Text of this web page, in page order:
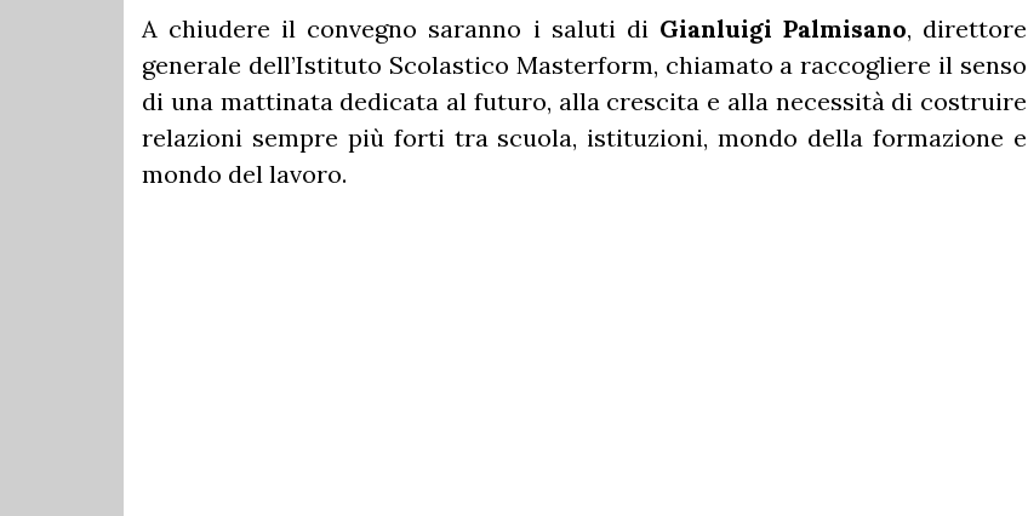
A chiudere il convegno saranno i saluti di Gianluigi Palmisano, direttore
generale dell’Istituto Scolastico Masterform, chiamato a raccogliere il senso
di una mattinata dedicata al futuro, alla crescita e alla necessità di costruire
relazioni sempre più forti tra scuola, istituzioni, mondo della formazione e
mondo del lavoro.